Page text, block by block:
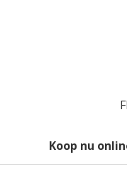
Koop nu